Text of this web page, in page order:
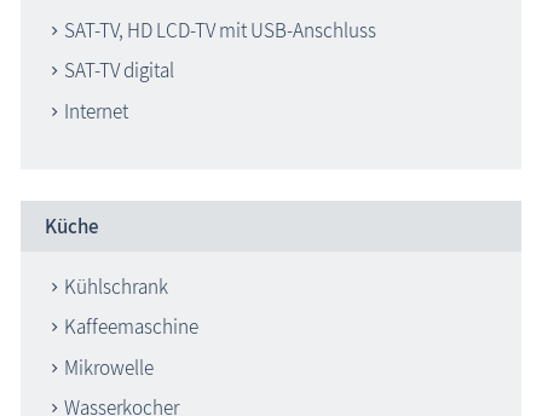
SAT-TV, HD LCD-TV mit USB-Anschluss
SAT-TV digital
Internet
Küche
Kühlschrank
Kaffeemaschine
Mikrowelle
Wasserkocher